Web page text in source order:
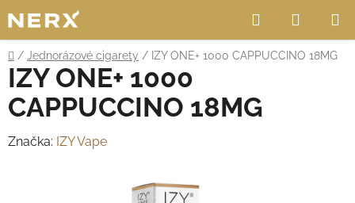
na
obsah
Hledat
KOŠÍK
Domů
/ Jednorázové cigarety / IZY ONE+ 1000 CAPPUCCINO 18MG
IZY ONE+ 1000
CAPPUCCINO 18MG
Značka: IZY Vape